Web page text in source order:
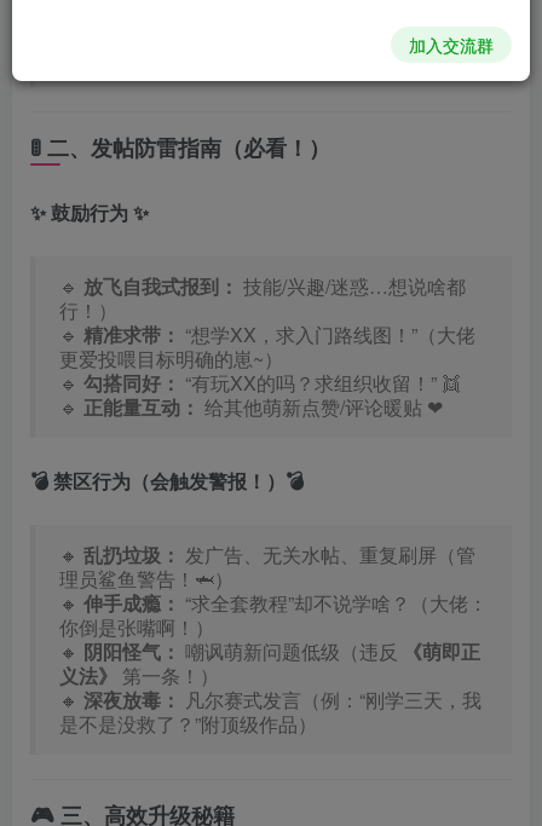
《新人升级秘籍》或资
🚦 二、发帖防雷指南（必看！）
✨ 鼓励行为 ✨
🔹 放飞自我式报到： 技能/兴趣/迷惑…想说啥都
行！）
🔹 精准求带： “想学XX，求入门路线图！”（大佬
更爱投喂目标明确的崽~）
🔹 勾搭同好： “有玩XX的吗？求组织收留！” 👯
🔹 正能量互动： 给其他萌新点赞/评论暖贴 ❤
💣 禁区行为（会触发警报！）💣
🔸 乱扔垃圾： 发广告、无关水帖、重复刷屏（管
理员鲨鱼警告！🦈）
🔸 伸手成瘾： “求全套教程”却不说学啥？（大佬：
你倒是张嘴啊！）
🔸 阴阳怪气： 嘲讽萌新问题低级（违反
《萌即正
义法》 第一条！）
🔸 深夜放毒： 凡尔赛式发言（例：“刚学三天，我
是不是没救了？”附顶级作品）
🎮 三、高效升级秘籍
加入交流群